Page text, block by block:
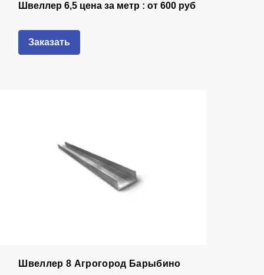
Швеллер 6,5 цена за метр : от600 руб
Заказать
Швеллер 8 Агрогород Барыбино